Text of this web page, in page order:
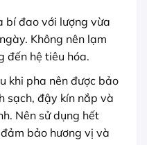
bí đao với lượng vừa
Không nên lạm
đến hệ tiêu hóa.
khi pha nên được bảo
sạch, đậy kín nắp và
Nên sử dụng hết
bảo hương vị và